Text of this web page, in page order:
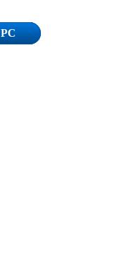
PC